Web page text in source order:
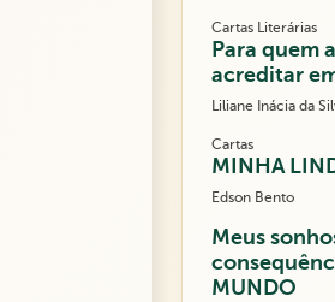
Cartas Literárias
Para quem
acreditar
Liliane Inácia da
Cartas
MINHA
Edson Bento
Meus
MUNDO